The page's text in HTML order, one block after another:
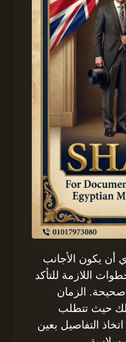
يكون الأجانب
اللازمة للتأكد
الزمان
حيث تتطلب
التفاصيل بعين